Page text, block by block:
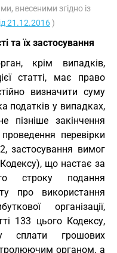
внесеними згідно із
21.12.2016)
та їх застосування
крім випадків,
статті, має право
визначити суму
податків у випадках,
пізніше закінчення
перевірки
застосування вимог
що настає за
строку подання
про використання
організації,
133 цього Кодексу,
сплати грошових
органом, а